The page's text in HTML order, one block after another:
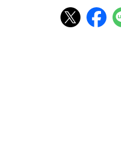
30000円以上 120